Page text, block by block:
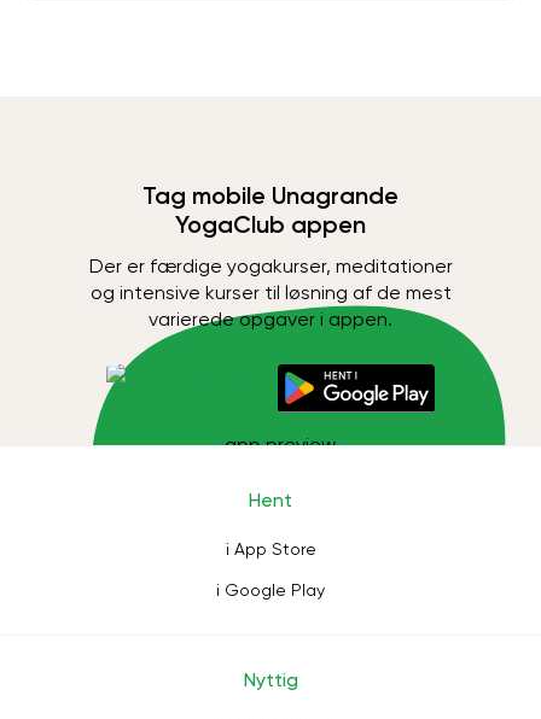
Tag mobile Unagrande
YogaClub appen
Der er færdige yogakurser, meditationer
og intensive kurser til løsning af de mest
varierede opgaver i appen.
Hent
i App Store
i Google Play
Nyttig